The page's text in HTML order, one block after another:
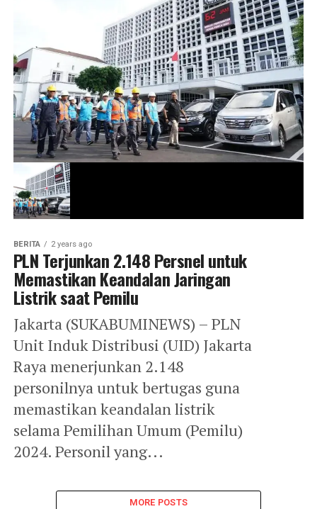
BERITA 2 years ago
PLN Terjunkan 2.148 Persnel untuk
Memastikan Keandalan Jaringan
Listrik saat Pemilu
Jakarta (SUKABUMINEWS) – PLN
Unit Induk Distribusi (UID) Jakarta
Raya menerjunkan 2.148
personilnya untuk bertugas guna
memastikan keandalan listrik
selama Pemilihan Umum (Pemilu)
2024. Personil yang...
MORE POSTS